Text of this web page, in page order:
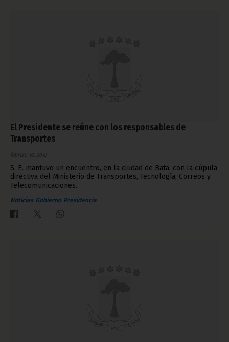
El Presidente se reúne con los responsables de
Transportes
febrero 10, 2012
S. E. mantuvo un encuentro, en la ciudad de Bata, con la cúpula
directiva del Ministerio de Transportes, Tecnología, Correos y
Telecomunicaciones.
Noticias Gobierno Presidencia